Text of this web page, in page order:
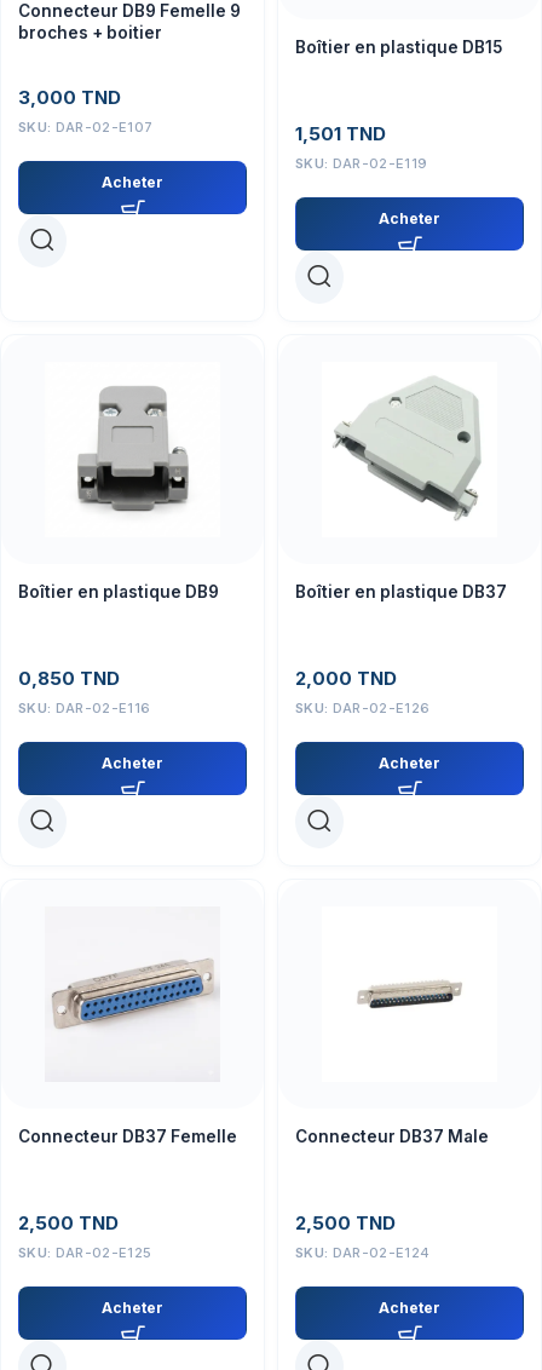
Connecteur DB9 Femelle 9
broches + boitier
3,000 TND
SKU: DAR-02-E107
Acheter
Boîtier en plastique DB15
1,501 TND
SKU: DAR-02-E119
Acheter
Boîtier en plastique DB9
0,850 TND
SKU: DAR-02-E116
Acheter
Boîtier en plastique DB37
2,000 TND
SKU: DAR-02-E126
Acheter
Connecteur DB37 Femelle
2,500 TND
SKU: DAR-02-E125
Acheter
Connecteur DB37 Male
2,500 TND
SKU: DAR-02-E124
Acheter